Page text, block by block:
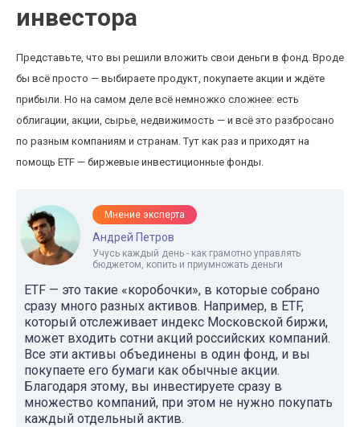
инвестора
Представьте, что вы решили вложить свои деньги в фонд. Вроде
бы всё просто — выбираете продукт, покупаете акции и ждёте
прибыли. Но на самом деле всё немножко сложнее: есть
облигации, акции, сырье, недвижимость — и всё это разбросано
по разным компаниям и странам. Тут как раз и приходят на
помощь ETF — биржевые инвестиционные фонды.
Мнение эксперта
Андрей Петров
Учусь каждый день - как грамотно управлять
бюджетом, копить и приумножать деньги
ETF — это такие «коробочки», в которые собрано
сразу много разных активов. Например, в ETF,
который отслеживает индекс Московской биржи,
может входить сотни акций российских компаний.
Все эти активы объединены в один фонд, и вы
покупаете его бумаги как обычные акции.
Благодаря этому, вы инвестируете сразу в
множество компаний, при этом не нужно покупать
каждый отдельный актив.